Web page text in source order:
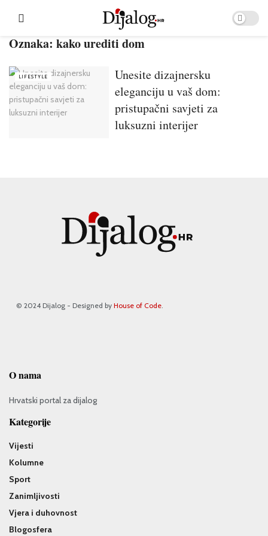
Oznaka: kako urediti dom
LIFESTYLE
Unesite dizajnersku
eleganciju u vaš dom:
pristupačni savjeti za
luksuzni interijer
© 2024 Dijalog - Designed by House of Code
O nama
Hrvatski portal za dijalog
Kategorije
Vijesti
Kolumne
Sport
Zanimljivosti
Vjera i duhovnost
Blogosfera